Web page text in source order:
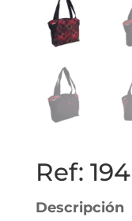
Ref: 194
Descripción